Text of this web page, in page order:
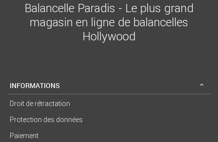
Balancelle Paradis - Le plus grand
magasin en ligne de balancelles
Hollywood
INFORMATIONS
Droit de rétractation
Protection des données
Paiement